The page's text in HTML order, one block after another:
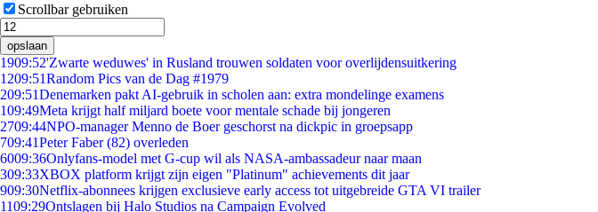
Scrollbar gebruiken
opslaan
1909:52'Zwarte weduwes' in Rusland trouwen soldaten voor overlijdensuitkering
1209:51Random Pics van de Dag #1979
209:51Denemarken pakt AI-gebruik in scholen aan: extra mondelinge examens
109:49Meta krijgt half miljard boete voor mentale schade bij jongeren
2709:44NPO-manager Menno de Boer geschorst na dickpic in groepsapp
709:41Peter Faber (82) overleden
6009:36Onlyfans-model met G-cup wil als NASA-ambassadeur naar maan
309:33XBOX platform krijgt zijn eigen "Platinum" achievements dit jaar
909:30Netflix-abonnees krijgen exclusieve early access tot uitgebreide GTA VI trailer
1109:29Ontslagen bij Halo Studios na Campaign Evolved